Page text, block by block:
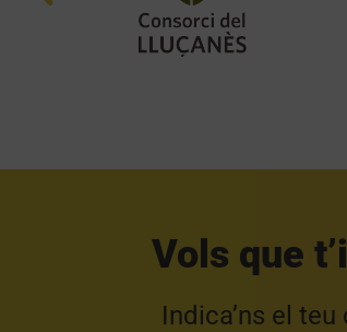
Vols que
Indica’ns el